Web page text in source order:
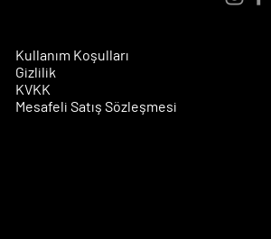
Kullanım Koşulları
Gizlilik
KVKK
Mesafeli Satış Sözleşmesi